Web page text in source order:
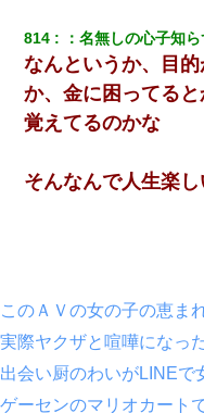
814 ：名無しの心子知ら
なんというか、目
か、金に困ってる
覚えてるのかな
そんなんで人生楽
このＡＶの女の子の恵ま
実際ヤクザと喧嘩になっ
出会い厨のわいがLINEで
ゲーセンのマリオカート